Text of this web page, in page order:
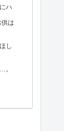
ハ
は
し
。